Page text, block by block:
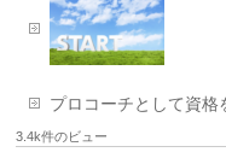
プロコーチとして資
3.4k件のビュー